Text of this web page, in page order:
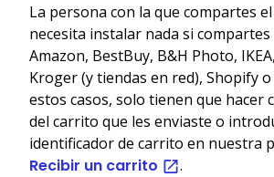
La persona con la que compartes
necesita instalar nada si
Amazon, BestBuy, B&H Photo,
Kroger (y tiendas en red), Shopify
estos casos, solo tienen que hacer
del carrito que les enviaste o
identificador de carrito en nuestra
Recibir un carrito .